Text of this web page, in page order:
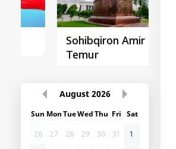
Sohibqiron Amir
August 2026
Sun Mon TueWed Thu Fri Sat
26
27 28 29 30 31
1